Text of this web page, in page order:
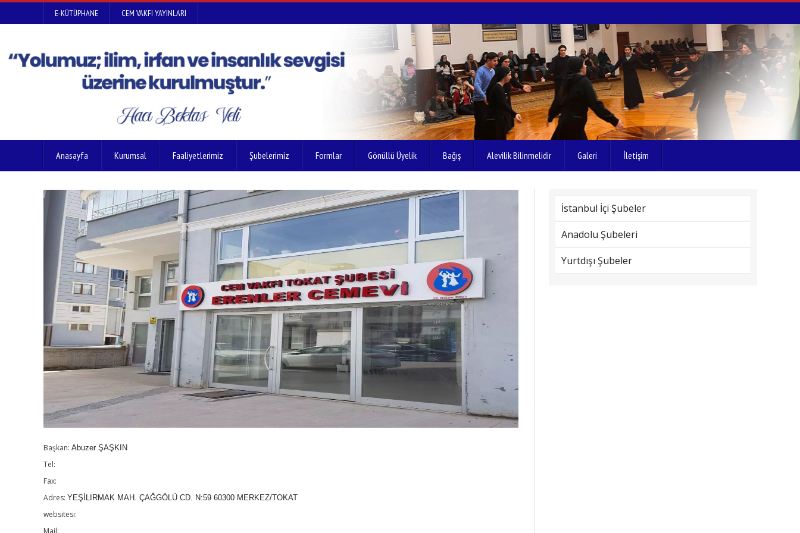
E-KÜTÜPHANE CEM VAKFI YAYINLARI
Anasayfa Kurumsal Faaliyetlerimiz Şubelerimiz Formlar Gönüllü Üyelik Bağış Alevilik Bilinmelidir Galeri İletişim
Başkan: Abuzer ŞAŞKIN
Tel:
Fax:
Adres: YEŞİLIRMAK MAH. ÇAĞGÖLÜ CD. N:59 60300 MERKEZ/TOKAT
websitesi:
Mail:
İstanbul İçi Şubeler
Anadolu Şubeleri
Yurtdışı Şubeler